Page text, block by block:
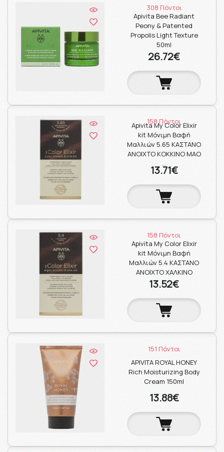
308 Πόντοι
Apivita Bee Radiant
Peony & Patented
Propolis Light Texture
50ml
26.72€
158 Πόντοι
Apivita My Color Elixir
kit Μόνιμη Βαφή
Μαλλιών 5.65 ΚΑΣΤΑΝΟ
ΑΝΟΙΧΤΟ ΚΟΚΚΙΝΟ ΜΑΟ
13.71€
158 Πόντοι
Apivita My Color Elixir
kit Μόνιμη Βαφή
Μαλλιών 5.4 ΚΑΣΤΑΝΟ
ΑΝΟΙΧΤΟ ΧΑΛΚΙΝΟ
13.52€
151 Πόντοι
APIVITA ROYAL HONEY
Rich Moisturizing Body
Cream 150ml
13.88€